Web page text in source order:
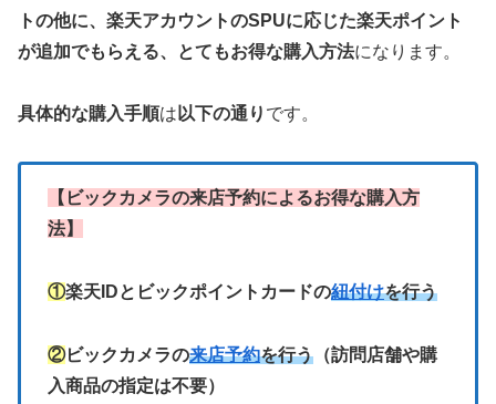
トの他に、楽天アカウントのSPUに応じた楽天ポイント
が追加でもらえる、とてもお得な購入方法になります。
具体的な購入手順は 以下の通り です。
【ビックカメラの来店予約によるお得な購入方
法】
①楽天IDとビックポイントカードの紐付けを行う
②ビックカメラの来店予約を行う （訪問店舗や購
入商品の指定は不要）